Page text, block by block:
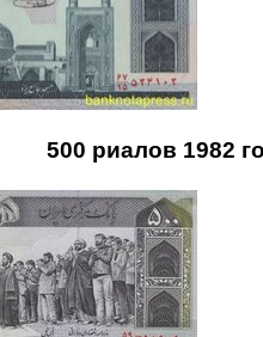
500 риалов 1982